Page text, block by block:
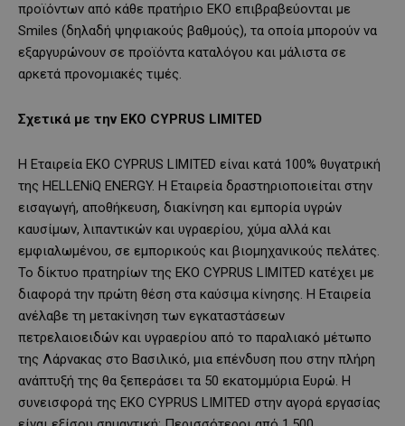
προϊόντων από κάθε πρατήριο ΕΚΟ επιβραβεύονται με
Smiles (δηλαδή ψηφιακούς βαθμούς), τα οποία μπορούν να
εξαργυρώνουν σε προϊόντα καταλόγου και μάλιστα σε
αρκετά προνομιακές τιμές.
Σχετικά με την ΕΚΟ CYPRUS LIMITED
Η Εταιρεία EKO CYPRUS LIMITED είναι κατά 100% θυγατρική
της HELLENiQ ENERGY. Η Εταιρεία δραστηριοποιείται στην
εισαγωγή, αποθήκευση, διακίνηση και εμπορία υγρών
καυσίμων, λιπαντικών και υγραερίου, χύμα αλλά και
εμφιαλωμένου, σε εμπορικούς και βιομηχανικούς πελάτες.
Το δίκτυο πρατηρίων της EKO CYPRUS LIMITED κατέχει με
διαφορά την πρώτη θέση στα καύσιμα κίνησης. Η Εταιρεία
ανέλαβε τη μετακίνηση των εγκαταστάσεων
πετρελαιοειδών και υγραερίου από το παραλιακό μέτωπο
της Λάρνακας στο Βασιλικό, μια επένδυση που στην πλήρη
ανάπτυξή της θα ξεπεράσει τα 50 εκατομμύρια Ευρώ. Η
συνεισφορά της ΕΚΟ CYPRUS LIMITED στην αγορά εργασίας